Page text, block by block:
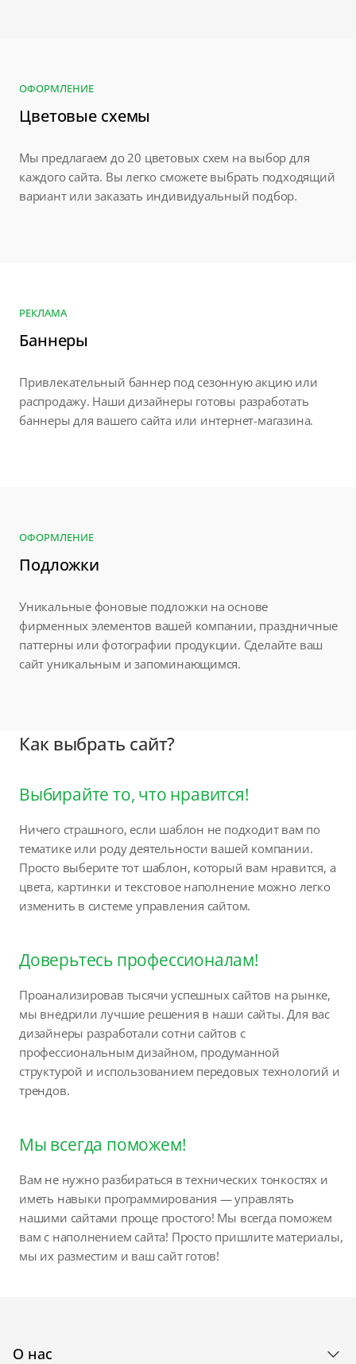
ОФОРМЛЕНИЕ
Цветовые схемы
Мы предлагаем до 20 цветовых схем на выбор для
каждого сайта. Вы легко сможете выбрать подходящий
вариант или заказать индивидуальный подбор.
РЕКЛАМА
Баннеры
Привлекательный баннер под сезонную акцию или
распродажу. Наши дизайнеры готовы разработать
баннеры для вашего сайта или интернет-магазина.
ОФОРМЛЕНИЕ
Подложки
Уникальные фоновые подложки на основе
фирменных элементов вашей компании, праздничные
паттерны или фотографии продукции. Сделайте ваш
сайт уникальным и запоминающимся.
Как выбрать сайт?
Выбирайте то, что нравится!
Ничего страшного, если шаблон не подходит вам по
тематике или роду деятельности вашей компании.
Просто выберите тот шаблон, который вам нравится, а
цвета, картинки и текстовое наполнение можно легко
изменить в системе управления сайтом.
Доверьтесь профессионалам!
Проанализировав тысячи успешных сайтов на рынке,
мы внедрили лучшие решения в наши сайты. Для вас
дизайнеры разработали сотни сайтов с
профессиональным дизайном, продуманной
структурой и использованием передовых технологий и
трендов.
Мы всегда поможем!
Вам не нужно разбираться в технических тонкостях и
иметь навыки программирования — управлять
нашими сайтами проще простого! Мы всегда поможем
вам с наполнением сайта! Просто пришлите материалы,
мы их разместим и ваш сайт готов!
О нас